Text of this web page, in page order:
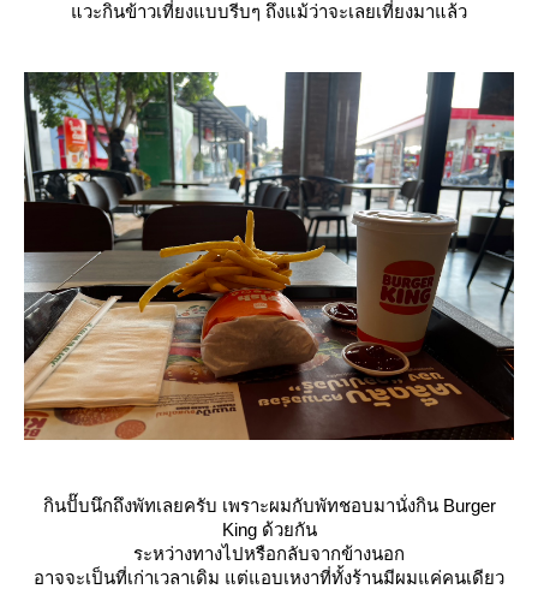
วะกินข้าวเที่ยงแบบรีบๆ ถึงแม้ว่าจะเลยเที่ยงมาแล้ว
กินปั๊บนึกถึงพัทเลยครับ เพราะผมกับพัทชอบมานั่งกิน Burger
King ด้วยกัน
ระหว่างทางไปหรือกลับจากข้างนอก
อาจจะเป็นที่เก่าเวลาเดิม แต่แอบเหงาที่ทั้งร้านมีผมแค่คนเดียว